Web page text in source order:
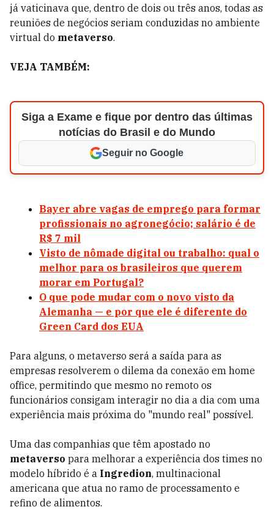
já vaticinava que, dentro de dois ou três anos, todas as
reuniões de negócios seriam conduzidas no ambiente
virtual do metaverso.
VEJA TAMBÉM:
Siga a Exame e fique por dentro das últimas
notícias do Brasil e do Mundo
Seguir no Google
Bayer abre vagas de emprego para formar
profissionais no agronegócio; salário é de
R$ 7 mil
Visto de nômade digital ou trabalho: qual o
melhor para os brasileiros que querem
morar em Portugal?
O que pode mudar com o novo visto da
Alemanha — e por que ele é diferente do
Green Card dos EUA
Para alguns, o metaverso será a saída para as
empresas resolverem o dilema da conexão em home
office, permitindo que mesmo no remoto os
funcionários consigam interagir no dia a dia com uma
experiência mais próxima do "mundo real" possível.
Uma das companhias que têm apostado no
metaverso para melhorar a experiência dos times no
modelo híbrido é a Ingredion, multinacional
americana que atua no ramo de processamento e
refino de alimentos.